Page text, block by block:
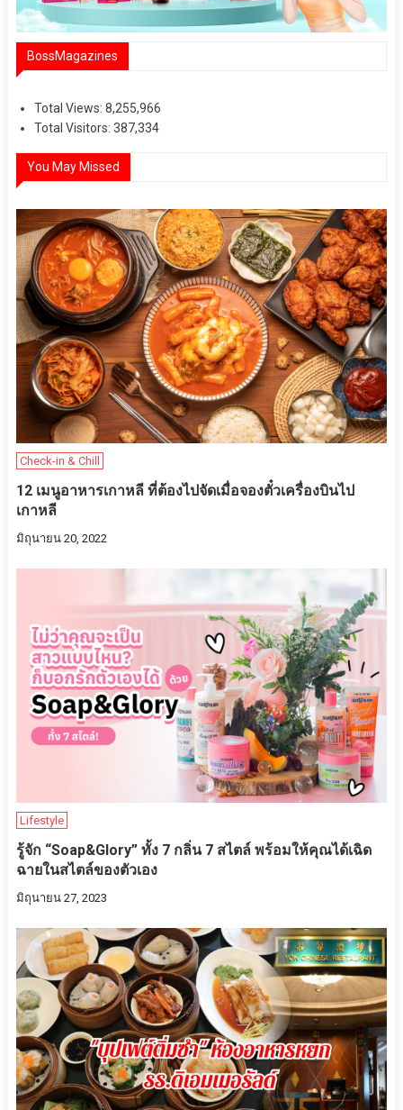
BossMagazines
Total Views: 8,255,966
Total Visitors: 387,334
You May Missed
Check-in & Chill
12 เมนูอาหารเกาหลี ที่ต้องไปจัดเมื่อจองตั๋วเครื่องบินไป
เกาหลี
มิถุนายน 20, 2022
Lifestyle
รู้จัก “Soap&Glory” ทั้ง 7 กลิ่น 7 สไตล์ พร้อมให้คุณได้เฉิด
ฉายในสไตล์ของตัวเอง
มิถุนายน 27, 2023